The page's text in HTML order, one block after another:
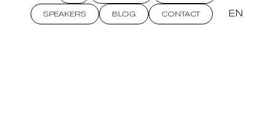
SPEAKERS BLOG CONTACT EN